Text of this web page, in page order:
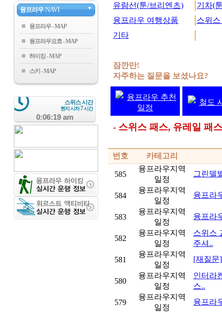
융프라우 NAVI ▼
융프라우
융프라우요흐
하이킹
스키
스위스 시간
현지 시차7시간
0:06:20 am
유람선(툰/브리엔츠)
기차(
융프라우 여행상품
스위
기타
잠깐만!
자주하는 질문을 보셨나요?
융프라우 추천
일정
철도
- 스위스 패스, 유레일 패
번호 카테고리
585
융프라우지역
일정
그린델
584
융프라우지역
일정
융프라
583
융프라우지역
일정
융프라
582
융프라우지역
일정
스위스
주셔..
581
융프라우지역
일정
[재질문
580
융프라우지역
일정
인터라
스..
579
융프라우지역
일정
융프라